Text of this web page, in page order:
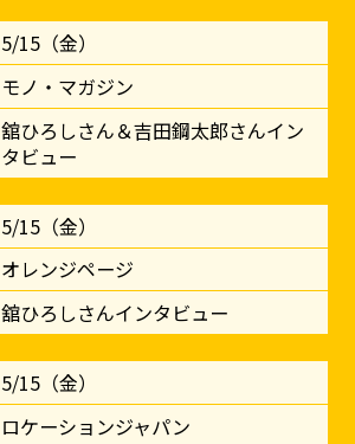
5/15（金）
モノ・マガジン
舘ひろしさん＆吉田鋼太郎さんイン
タビュー
5/15（金）
オレンジページ
舘ひろしさんインタビュー
5/15（金）
ロケーションジャパン